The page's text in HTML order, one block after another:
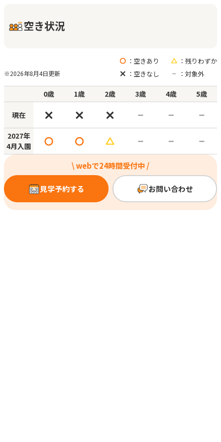
空き状況
※2026年8月4日更新
：空きあり
：残りわずか
：空きなし
：対象外
0歳 1歳 2歳 3歳 4歳 5歳
現在
2027年
4月入園
\ webで24時間受付中 /
見学予約する お問い合わせ